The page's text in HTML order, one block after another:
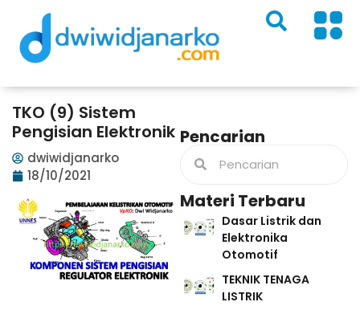
TKO (9) Sistem
Pengisian Elektronik
dwiwidjanarko
18/10/2021
Pencarian
Materi Terbaru
Dasar Listrik dan
Elektronika
Otomotif
TEKNIK TENAGA
LISTRIK